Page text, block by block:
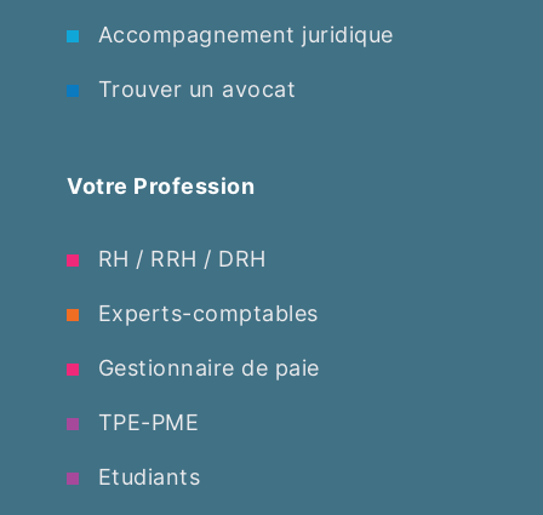
Accompagnement juridique
Trouver un avocat
Votre Profession
RH / RRH / DRH
Experts-comptables
Gestionnaire de paie
TPE-PME
Etudiants